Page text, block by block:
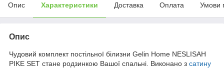
Опис Характеристики Доставка Оплата Умови
Опис
Чудовий комплект постільної білизни Gelin Home NESLISAH
PIKE SET стане родзинкою Вашої спальні. Виконано з сатину